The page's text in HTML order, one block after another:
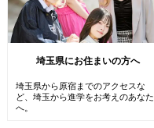
埼玉県にお住まいの方へ
埼玉県から原宿までのアクセスな
ど、埼玉から進学をお考えのあなた
へ。